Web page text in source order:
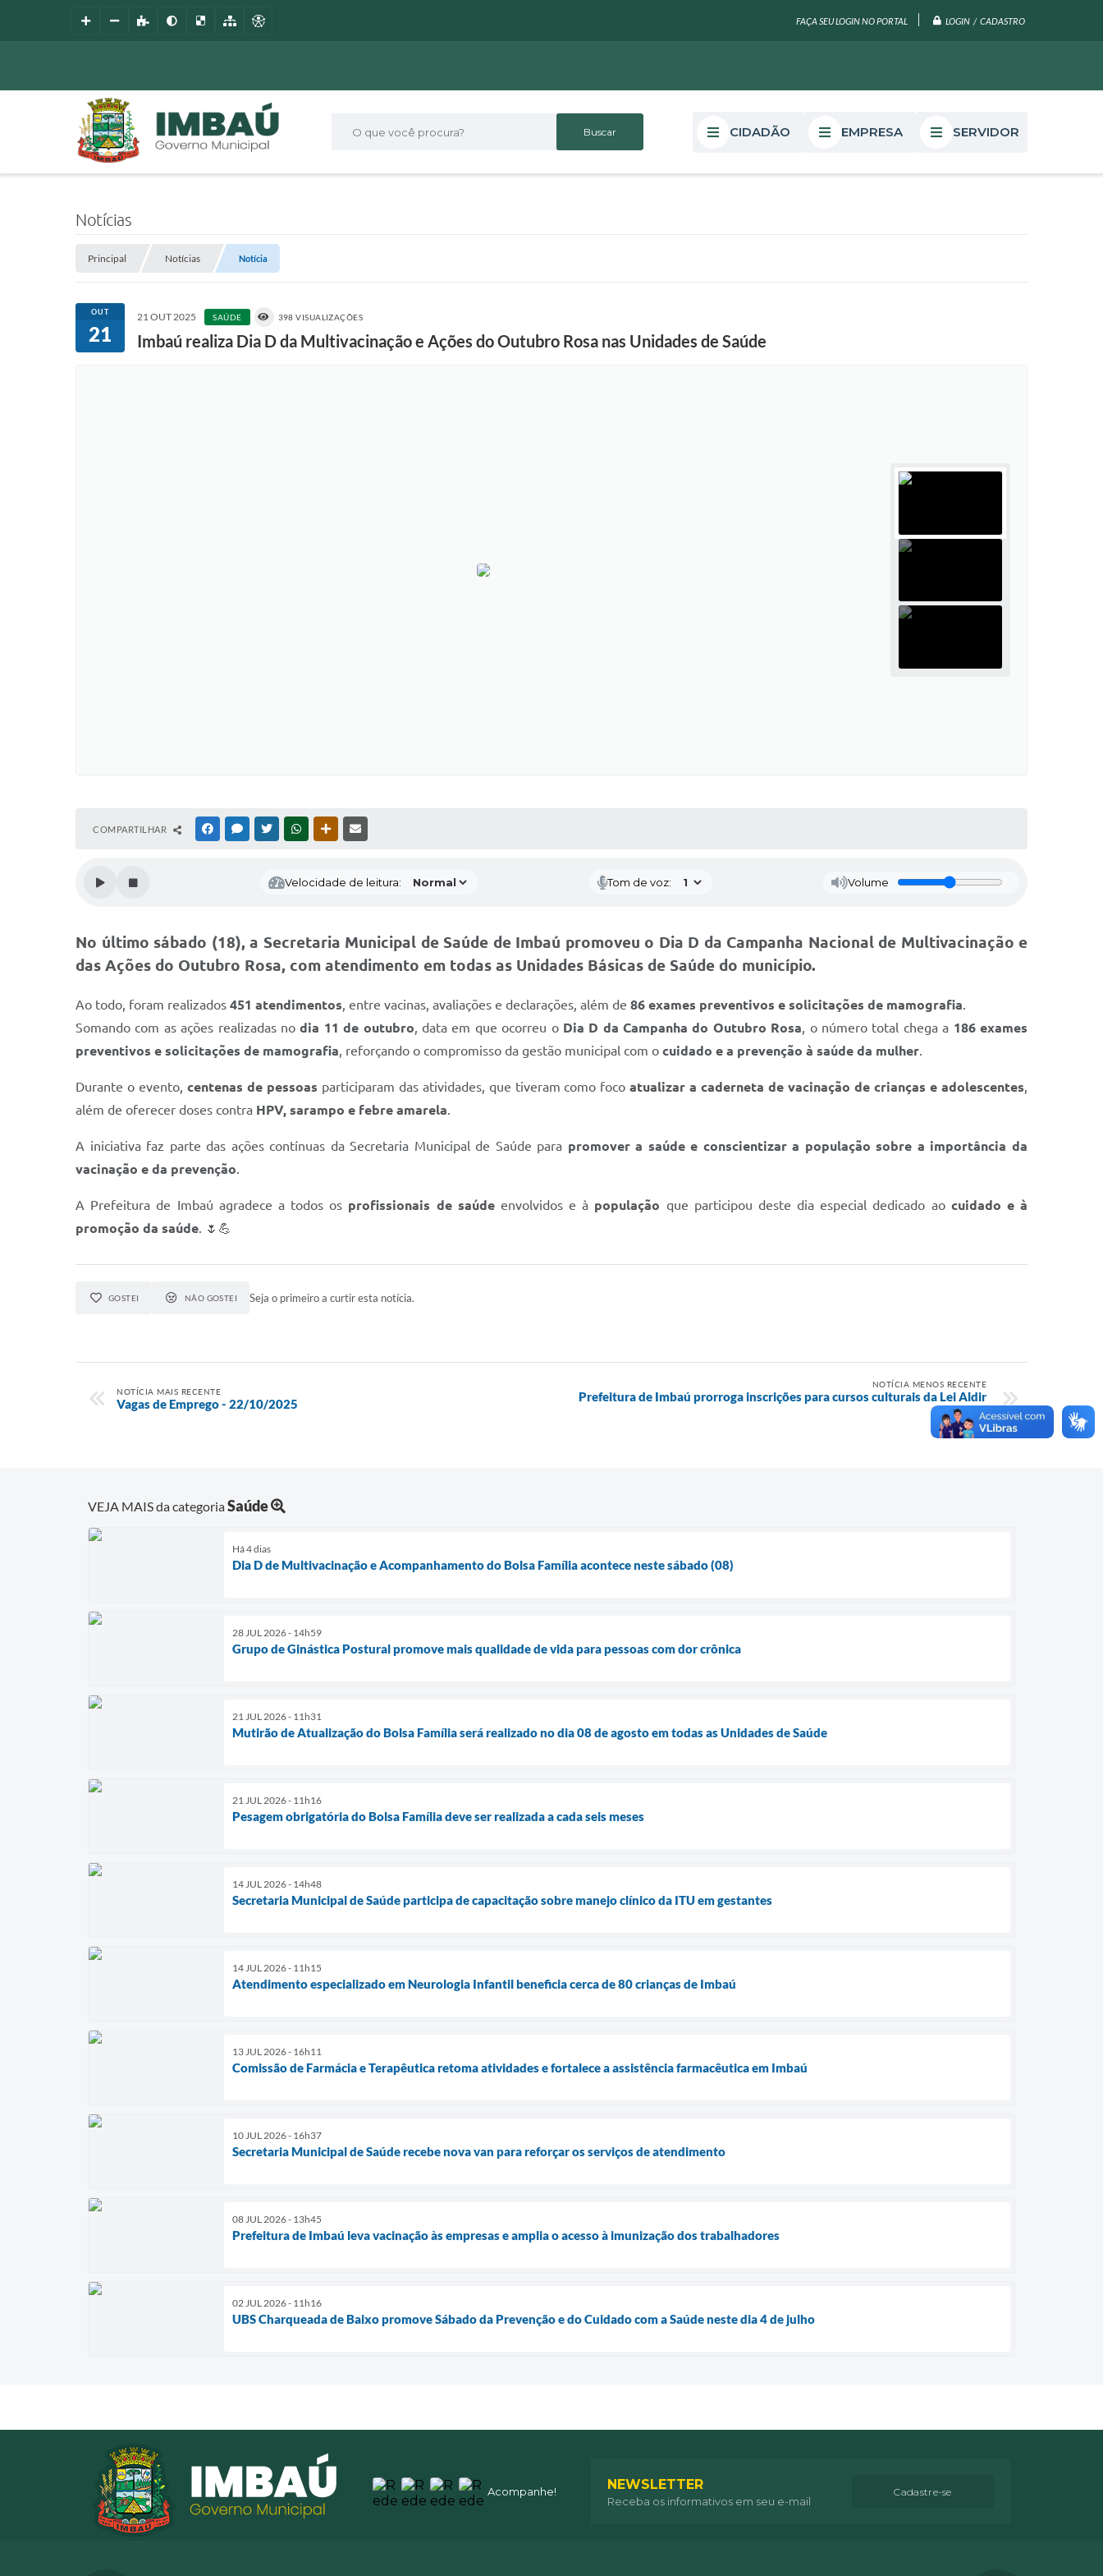
FAÇA SEU LOGIN NO PORTAL LOGIN / CADASTRO
O que você procura? CIDADÃO EMPRESA SERVIDOR
Notícias
Principal Notícias Notícia
OUT
21
21 OUT 2025 SAÚDE 398 VISUALIZAÇÕES
Imbaú realiza Dia D da Multivacinação e Ações do Outubro Rosa nas Unidades de Saúde
COMPARTILHAR FACEBOOKMESSENGER
TWITTERWHATSAPPOUTRAS MÍDIAS
Velocidade de leitura: Tom de voz: Volume
No último sábado (18), a Secretaria Municipal de Saúde de Imbaú promoveu o Dia D da Campanha Nacional de Multivacinação e
das Ações do Outubro Rosa, com atendimento em todas as Unidades Básicas de Saúde do município.
Ao todo, foram realizados 451 atendimentos, entre vacinas, avaliações e declarações, além de 86 exames preventivos e solicitações de mamografia.
Somando com as ações realizadas nodia 11 de outubro, data em que ocorreu o Dia D da Campanha do Outubro Rosa, o número total chega a 186 exames
preventivos e solicitações de mamografia, reforçando o compromisso da gestão municipal com o cuidado e a prevenção à saúde da mulher.
Durante o evento, centenas de pessoas participaram das atividades, que tiveram como focoatualizar a caderneta de vacinação de crianças e adolescentes,
além de oferecer doses contra HPV, sarampo e febre amarela.
A iniciativa faz parte das ações contínuas da Secretaria Municipal de Saúde para promover a saúde e conscientizar a população sobre a importância da
vacinação e da prevenção.
A Prefeitura de Imbaú agradece a todos os profissionais de saúdeenvolvidos e à população que participou deste dia especial dedicado ao cuidado e à
promoção da saúde. 🌷💪
GOSTEI NÃO GOSTEI Seja o primeiro a curtir esta notícia.
NOTÍCIA MAIS RECENTE
Vagas de Emprego - 22/10/2025
NOTÍCIA MENOS RECENTE
Prefeitura de Imbaú prorroga inscrições para cursos culturais da Lei Aldir
Blanc
VEJA MAIS da categoriaSaúde
Há 4 dias
Dia D de Multivacinação e Acompanhamento do Bolsa Família acontece neste sábado (08)
28 JUL 2026 - 14h59
Grupo de Ginástica Postural promove mais qualidade de vida para pessoas com dor crônica
21 JUL 2026 - 11h31
Mutirão de Atualização do Bolsa Família será realizado no dia 08 de agosto em todas as Unidades de Saúde
21 JUL 2026 - 11h16
Pesagem obrigatória do Bolsa Família deve ser realizada a cada seis meses
14 JUL 2026 - 14h48
Secretaria Municipal de Saúde participa de capacitação sobre manejo clínico da ITU em gestantes
14 JUL 2026 - 11h15
Atendimento especializado em Neurologia Infantil beneficia cerca de 80 crianças de Imbaú
13 JUL 2026 - 16h11
Comissão de Farmácia e Terapêutica retoma atividades e fortalece a assistência farmacêutica em Imbaú
10 JUL 2026 - 16h37
Secretaria Municipal de Saúde recebe nova van para reforçar os serviços de atendimento
08 JUL 2026 - 13h45
Prefeitura de Imbaú leva vacinação às empresas e amplia o acesso à imunização dos trabalhadores
02 JUL 2026 - 11h16
UBS Charqueada de Baixo promove Sábado da Prevenção e do Cuidado com a Saúde neste dia 4 de julho
Acompanhe! NEWSLETTER
Receba os informativos em seu e-mail
Cadastre-se